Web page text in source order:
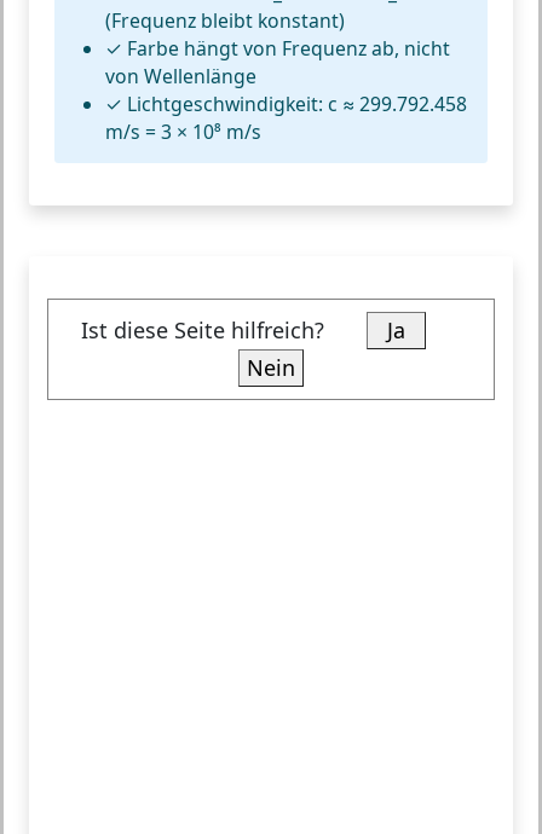
(Frequenz bleibt konstant)
✓ Farbe hängt von Frequenz ab, nicht
von Wellenlänge
✓ Lichtgeschwindigkeit: c ≈ 299.792.458
m/s = 3 × 10⁸ m/s
Ist diese Seite hilfreich?
Ja
Nein